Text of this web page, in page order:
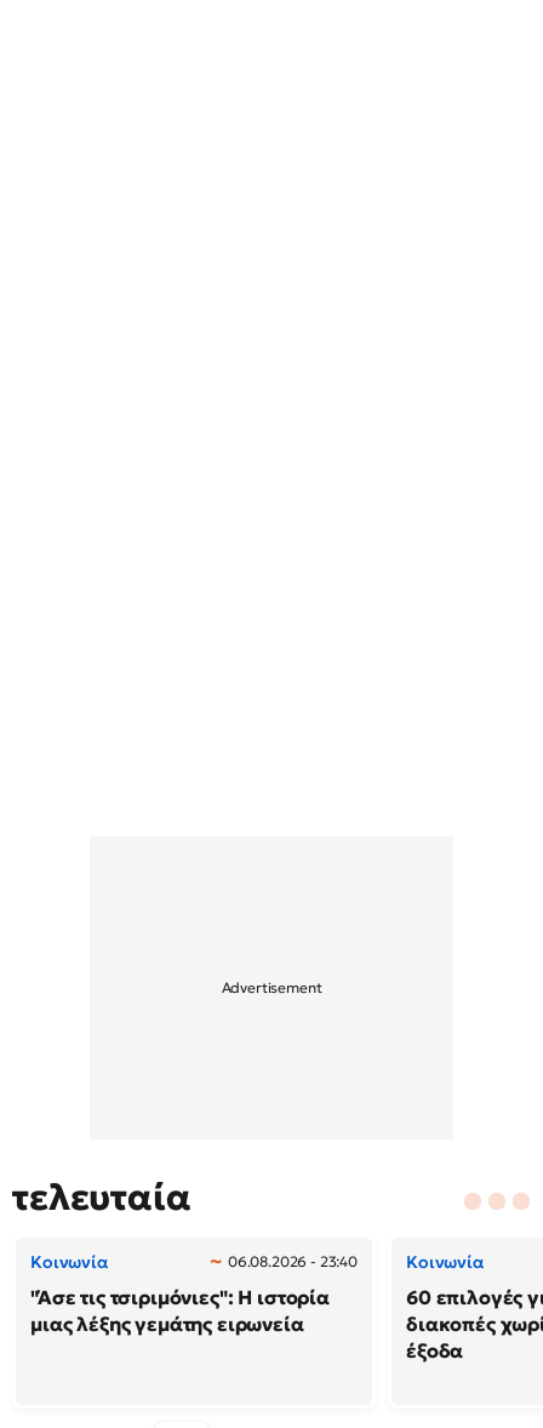
τελευταία
Κοινωνία 06.08.2026 - 23:40
"Άσε τις τσιριμόνιες": Η ιστορία
μιας λέξης γεμάτης ειρωνεία
Κοινωνία
60 επιλογές
διακοπές
έξοδα